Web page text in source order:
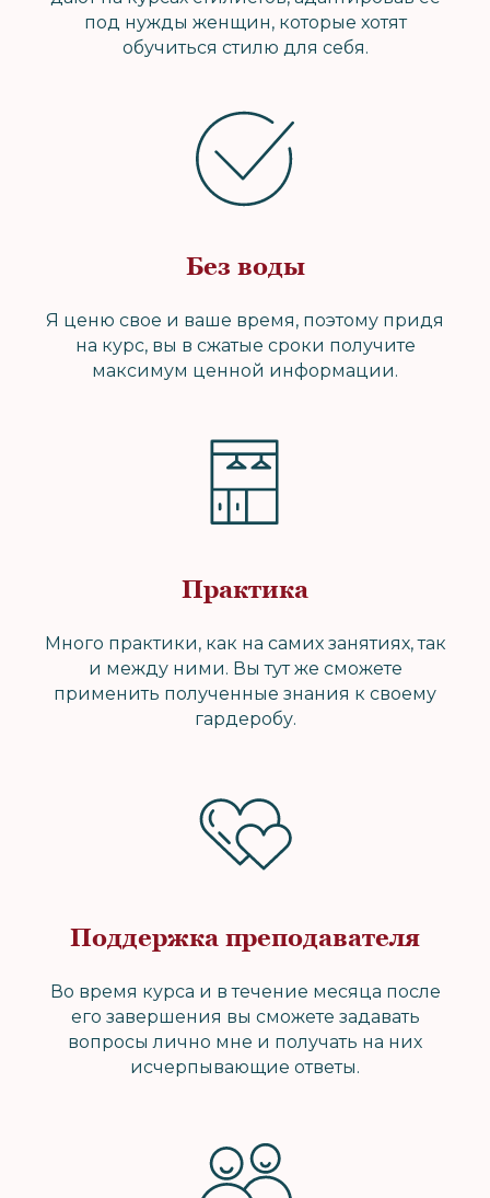
под нужды женщин, которые хотят
обучиться стилю для себя.
Без воды
Я ценю свое и ваше время, поэтому придя
на курс, вы в сжатые сроки получите
максимум ценной информации.
Практика
Много практики, как на самих занятиях, так
и между ними. Вы тут же сможете
применить полученные знания к своему
гардеробу.
Поддержка преподавателя
Во время курса и в течение месяца после
его завершения вы сможете задавать
вопросы лично мне и получать на них
исчерпывающие ответы.